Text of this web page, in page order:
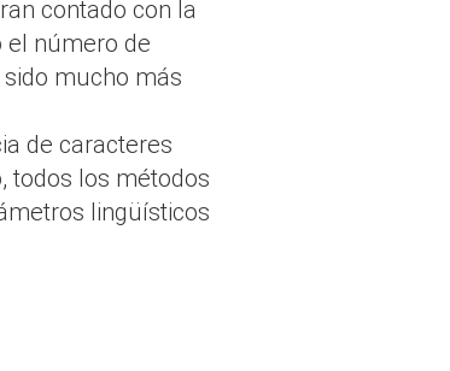
contado con la
el número de
mucho más
de caracteres
todos los métodos
lingüísticos